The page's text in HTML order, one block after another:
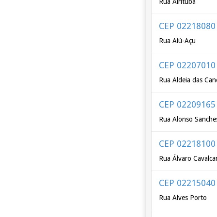
CEP 02218080
Rua Aiú-Açu
CEP 02207010
Rua Aldeia das
CEP 02209165
Rua Alonso
CEP 02218100
Rua Álvaro
CEP 02215040
Rua Alves Porto